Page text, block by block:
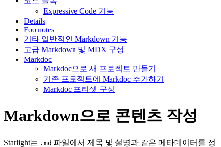
Expressive Code 기능
Details
Footnotes
기타 일반적인 Markdown 기능
고급 Markdown 및 MDX 구성
Markdoc
Markdoc으로 새 프로젝트 만들기
기존 프로젝트에 Markdoc 추가하기
Markdoc 프리셋 구성
Markdown으로 콘텐츠 작성
Starlight는 .md 파일에서 제목 및 설명과 같은 메타데이터를 정